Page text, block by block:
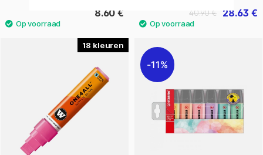
8.60 € 28.63 €
40.90 €
18
11%